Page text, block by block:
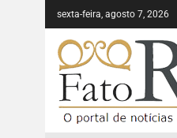
sexta-feira, agosto 7, 2026